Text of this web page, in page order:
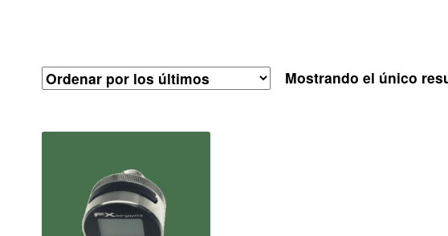
Mostrando el único